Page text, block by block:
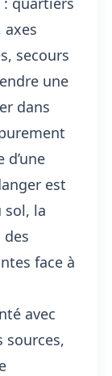
axes
secours
une
dans
est
sol, la
face à
avec
sources,